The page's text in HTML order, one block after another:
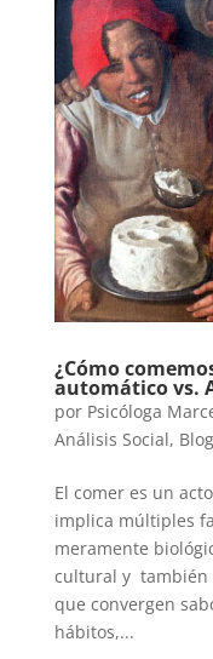
¿Cómo
automático vs.
por Psicóloga
Análisis Social, Blog
El comer es un
implica múltiples
meramente
cultural y también
que convergen
hábitos,...